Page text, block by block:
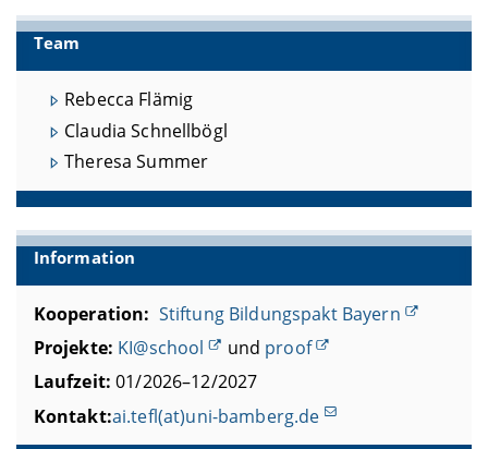
Team
Rebecca Flämig
Claudia Schnellbögl
Theresa Summer
Information
Kooperation: Stiftung Bildungspakt Bayern
Projekte: KI@school und proof
Laufzeit: 01/2026–12/2027
Kontakt:ai.tefl(at)uni-bamberg.de